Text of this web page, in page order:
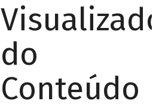
Visualizador
do
Conteúdo